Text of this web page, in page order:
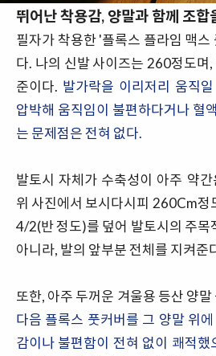
뛰어난 착용감, 양말과 함께 조합
필자가 착용한 '플록스 플라임 맥
다. 나의 신발 사이즈는 260정도며
준이다. 발가락을 이리저리 움직
압박해 움직임이 불편하다거나 혈
는 문제점은 전혀 없다.
발토시 자체가 수축성이 아주 약
위 사진에서 보시다시피 260Cm정
4/2(반 정도)를 덮어 발토시의 주목
아니라, 발의 앞부분 전체를 지켜준
또한, 아주 두꺼운 겨울용 등산 양
다음 플록스 풋커버를 그 양말 위
감이나 불편함이 전혀 없이 쾌적했